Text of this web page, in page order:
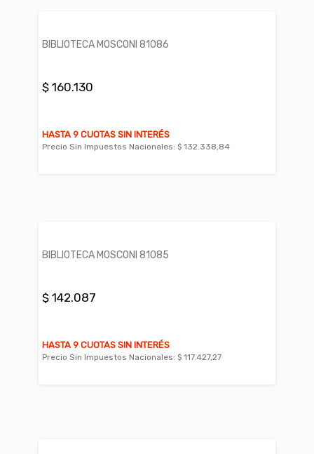
BIBLIOTECA MOSCONI 81086
$ 160.130
HASTA 9 CUOTAS SIN INTERÉS
Precio Sin Impuestos Nacionales: $ 132.338,84
BIBLIOTECA MOSCONI 81085
$ 142.087
HASTA 9 CUOTAS SIN INTERÉS
Precio Sin Impuestos Nacionales: $ 117.427,27